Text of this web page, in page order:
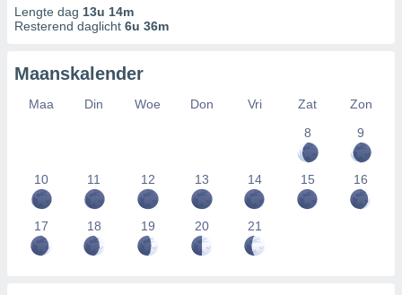
Lengte dag 13u 14m
Resterend daglicht 6u 36m
Maanskalender
Maa Din Woe Don Vri Zat
Zon
8
9
10 11 12 13 14 15 16
17 18 19 20 21